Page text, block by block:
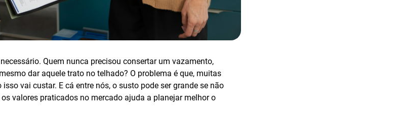
Quem nunca precisou consertar um vazamento,
dar aquele trato no telhado? O problema é que, muitas
vai custar. E cá entre nós, o susto pode ser grande se não
valores praticados no mercado ajuda a planejar melhor o